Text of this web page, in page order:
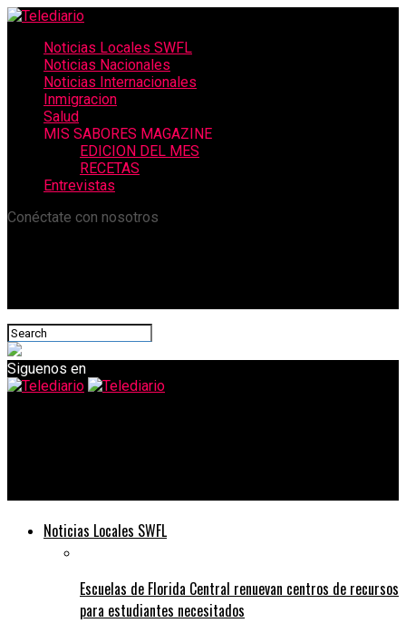
Noticias Locales SWFL
Noticias Nacionales
Noticias Internacionales
Inmigracion
Salud
MIS SABORES MAGAZINE
EDICION DEL MES
RECETAS
Entrevistas
Conéctate con nosotros
Siguenos en
Noticias Locales SWFL
Escuelas de Florida Central renuevan centros de recursos
para estudiantes necesitados